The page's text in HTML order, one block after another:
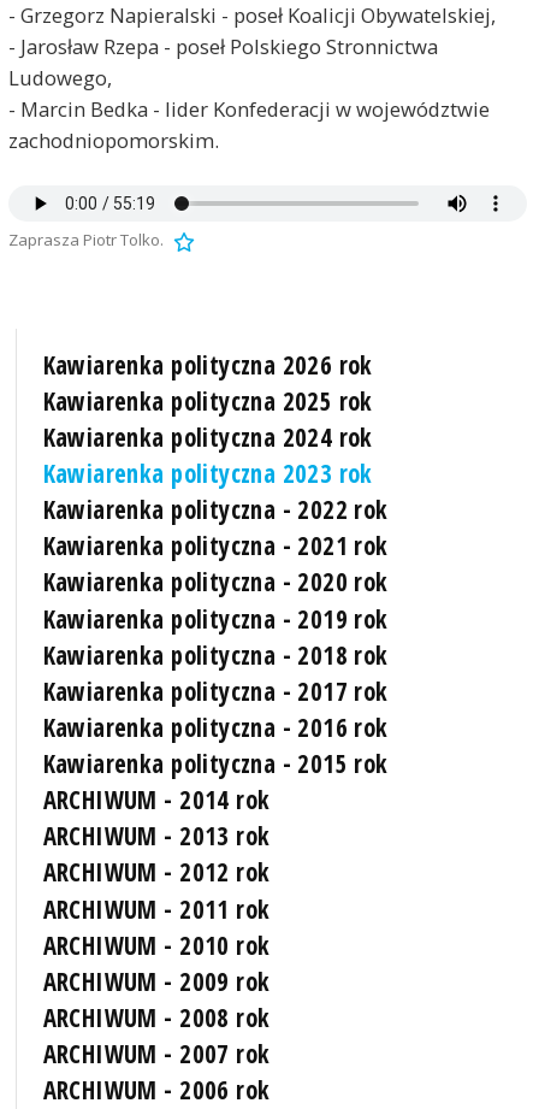
- Grzegorz Napieralski - poseł Koalicji Obywatelskiej,
- Jarosław Rzepa - poseł Polskiego Stronnictwa
Ludowego,
- Marcin Bedka - lider Konfederacji w województwie
zachodniopomorskim.
Zaprasza Piotr Tolko.
Kawiarenka polityczna 2026 rok
Kawiarenka polityczna 2025 rok
Kawiarenka polityczna 2024 rok
Kawiarenka polityczna 2023 rok
Kawiarenka polityczna - 2022 rok
Kawiarenka polityczna - 2021 rok
Kawiarenka polityczna - 2020 rok
Kawiarenka polityczna - 2019 rok
Kawiarenka polityczna - 2018 rok
Kawiarenka polityczna - 2017 rok
Kawiarenka polityczna - 2016 rok
Kawiarenka polityczna - 2015 rok
ARCHIWUM - 2014 rok
ARCHIWUM - 2013 rok
ARCHIWUM - 2012 rok
ARCHIWUM - 2011 rok
ARCHIWUM - 2010 rok
ARCHIWUM - 2009 rok
ARCHIWUM - 2008 rok
ARCHIWUM - 2007 rok
ARCHIWUM - 2006 rok